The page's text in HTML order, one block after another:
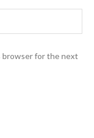
browser for the next